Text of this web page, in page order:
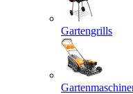
Gartengrills